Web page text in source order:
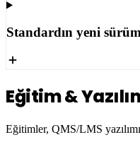
Standardın yeni
Eğitim &
Eğitimler, QMS/LMS